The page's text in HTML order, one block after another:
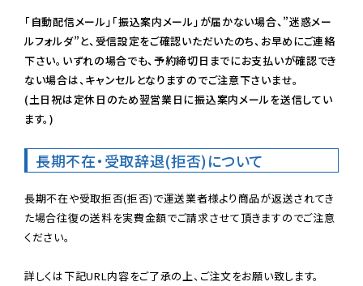
「自動配信メール」「振込案内メール」が届かない場合、”迷惑メー
ルフォルダ”と、受信設定をご確認いただいたのち、お早めにご連絡
下さい。いずれの場合でも、予約締切日までにお支払いが確認でき
ない場合は、キャンセルとなりますのでご注意下さいませ。
(土日祝は定休日のため翌営業日に振込案内メールを送信してい
ます。)
長期不在・受取辞退(拒否)について
長期不在や受取拒否(拒否)で運送業者様より商品が返送されてき
た場合往復の送料を実費金額でご請求させて頂きますのでご注意
ください。